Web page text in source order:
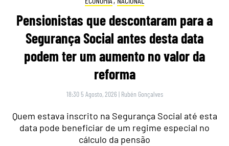
Pensionistas que descontaram para a
Segurança Social antes desta data
podem ter um aumento no valor da
reforma
18:30 5 Agosto, 2026 | Rubén Gonçalves
Quem estava inscrito na Segurança Social até esta
data pode beneficiar de um regime especial no
cálculo da pensão